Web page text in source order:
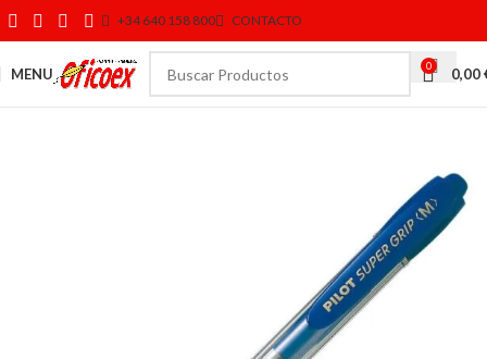
+34 640 158 800 CONTACTO
MENU 0 0,00